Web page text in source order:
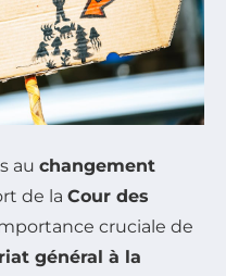
au changement
de la Cour des
cruciale de
général à la